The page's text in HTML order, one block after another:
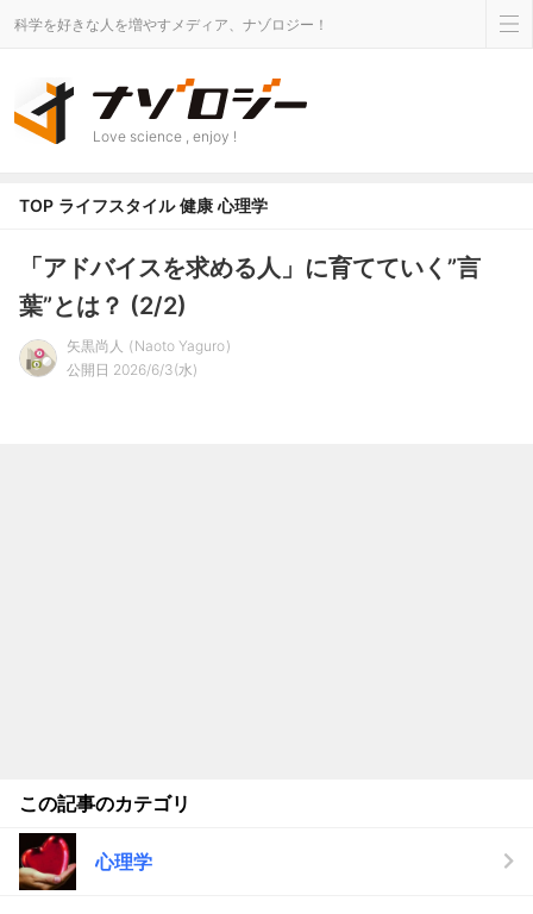
科学を好きな人を増やすメディア、ナゾロジー！
Love science , enjoy !
TOP ライフスタイル 健康 心理学
「アドバイスを求める人」に育てていく”言
葉”とは？ (2/2)
矢黒尚人
Naoto Yaguro
公開日 2026/6/3(水)
この記事のカテゴリ
心理学